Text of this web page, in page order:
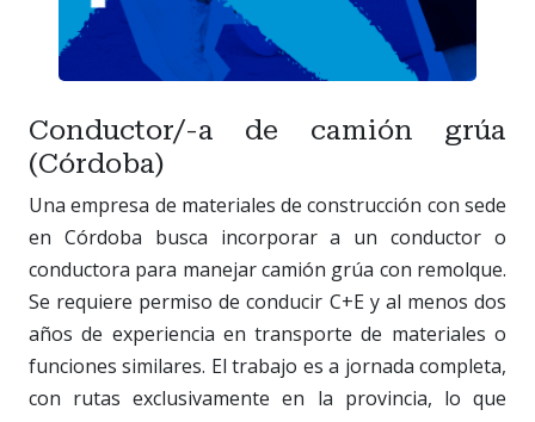
Conductor/-a de camión grúa
(Córdoba)
Una empresa de materiales de construcción con sede
en Córdoba busca incorporar a un conductor o
conductora para manejar camión grúa con remolque.
Se requiere permiso de conducir C+E y al menos dos
años de experiencia en transporte de materiales o
funciones similares. El trabajo es a jornada completa,
con rutas exclusivamente en la provincia, lo que